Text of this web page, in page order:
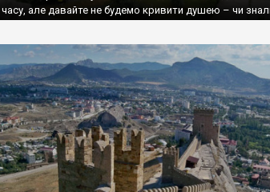
часу, але давайте не будемо кривити душею – чи